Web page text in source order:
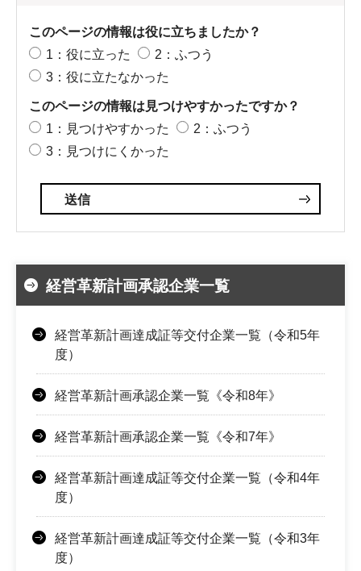
このページの情報は役に立ちましたか？
1：役に立った
2：ふつう
3：役に立たなかった
このページの情報は見つけやすかったですか？
1：見つけやすかった
2：ふつう
3：見つけにくかった
経営革新計画承認企業一覧
経営革新計画達成証等交付企業一覧（令和5年
度）
経営革新計画承認企業一覧《令和8年》
経営革新計画承認企業一覧《令和7年》
経営革新計画達成証等交付企業一覧（令和4年
度）
経営革新計画達成証等交付企業一覧（令和3年
度）